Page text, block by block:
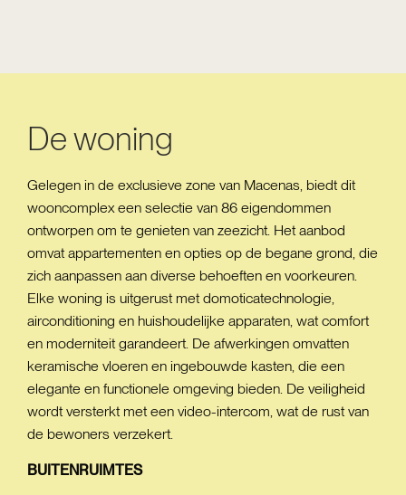
De woning
Gelegen in de exclusieve zone van Macenas, biedt dit
wooncomplex een selectie van 86 eigendommen
ontworpen om te genieten van zeezicht. Het aanbod
omvat appartementen en opties op de begane grond, die
zich aanpassen aan diverse behoeften en voorkeuren.
Elke woning is uitgerust met domoticatechnologie,
airconditioning en huishoudelijke apparaten, wat comfort
en moderniteit garandeert. De afwerkingen omvatten
keramische vloeren en ingebouwde kasten, die een
elegante en functionele omgeving bieden. De veiligheid
wordt versterkt met een video-intercom, wat de rust van
de bewoners verzekert.
BUITENRUIMTES